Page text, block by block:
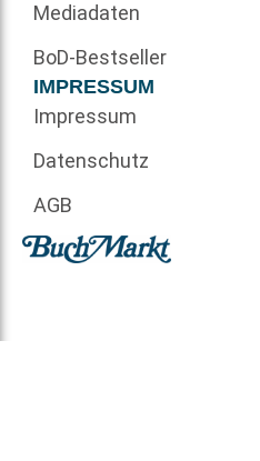
Mediadaten
BoD-Bestseller
IMPRESSUM
Impressum
Datenschutz
AGB